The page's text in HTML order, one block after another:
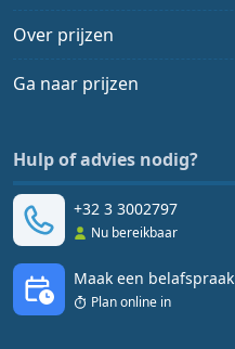
Over prijzen
Ga naar prijzen
Hulp of advies nodig?
+32 3 3002797
Nu bereikbaar
Maak een belafspraak
Plan online in